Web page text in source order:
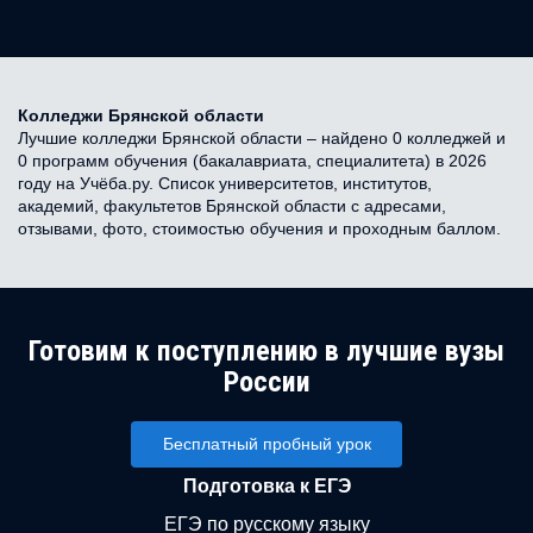
Колледжи Брянской области
Лучшие колледжи Брянской области – найдено 0 колледжей и
0 программ обучения (бакалавриата, специалитета) в 2026
году на Учёба.ру. Список университетов, институтов,
академий, факультетов Брянской области с адресами,
отзывами, фото, стоимостью обучения и проходным баллом.
Готовим к поступлению в лучшие вузы
России
Бесплатный пробный урок
Подготовка к ЕГЭ
ЕГЭ по русскому языку